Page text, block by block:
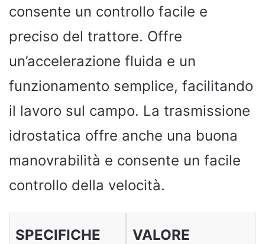
consente un controllo facile e
preciso del trattore. Offre
un’accelerazione fluida e un
funzionamento semplice, facilitando
il lavoro sul campo. La trasmissione
idrostatica offre anche una buona
manovrabilità e consente un facile
controllo della velocità.
SPECIFICHE VALORE